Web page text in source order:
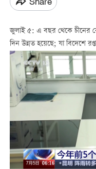
জুলাই ৫: এ বছর থেকে চীনের
দিন উন্নত হয়েছে; যা বিদেশে